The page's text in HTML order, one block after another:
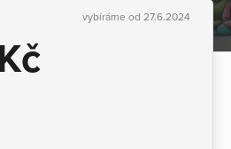
vybíráme od 27.6.2024